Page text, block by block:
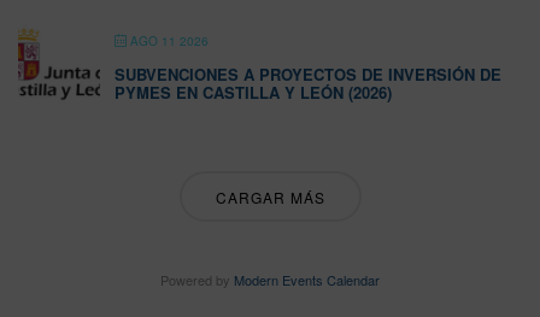
AGO 11 2026
SUBVENCIONES A PROYECTOS DE INVERSIÓN DE
PYMES EN CASTILLA Y LEÓN (2026)
CARGAR MÁS
Powered by Modern Events Calendar